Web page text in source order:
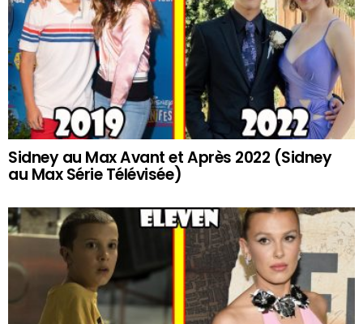
Sidney au Max Avant et Après 2022 (Sidney
au Max Série Télévisée)